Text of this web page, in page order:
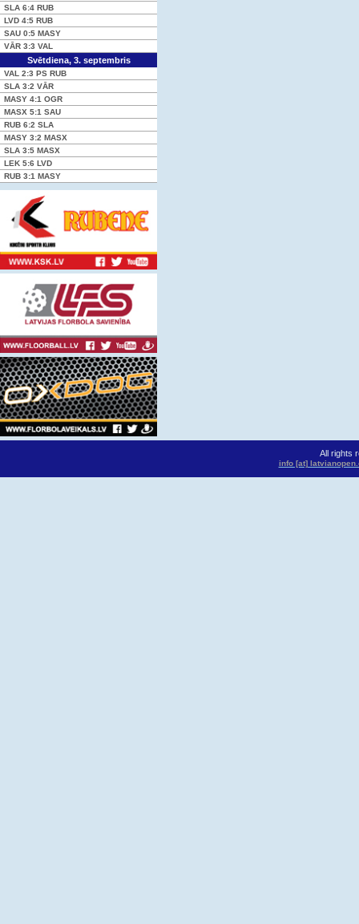
SLA 6:4 RUB
LVD 4:5 RUB
SAU 0:5 MASY
VĀR 3:3 VAL
Svētdiena, 3. septembris
VAL 2:3 PS RUB
SLA 3:2 VĀR
MASY 4:1 OGR
MASX 5:1 SAU
RUB 6:2 SLA
MASY 3:2 MASX
SLA 3:5 MASX
LEK 5:6 LVD
RUB 3:1 MASY
All rights
info [at]